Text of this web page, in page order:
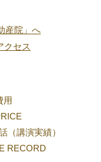
用
（講演実績）
RECORD